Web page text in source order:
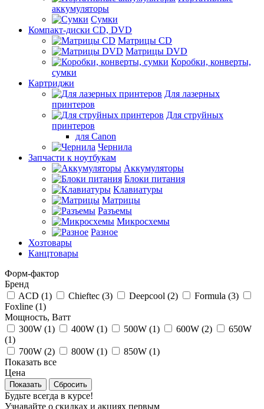
аккумуляторы
Сумки
Компакт-диски CD, DVD
Матрицы CD
Матрицы DVD
Коробки, конверты,
сумки
Картриджи
Для лазерных
принтеров
Для струйных
принтеров
для Canon
Чернила
Запчасти к ноутбукам
Аккумуляторы
Блоки питания
Клавиатуры
Матрицы
Разъемы
Микросхемы
Разное
Хозтовары
Канцтовары
Форм-фактор
Бренд
ACD (1) Chieftec (3) Deepcool (2) Formula (3)
Foxline (1)
Мощность, Ватт
300W (1) 400W (1) 500W (1) 600W (2)
650W
(1)
700W (2) 800W (1) 850W (1)
Показать все
Цена
Сбросить
Будьте всегда в курсе!
Узнавайте о скидках и акциях первым